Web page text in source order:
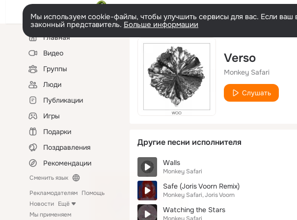
Мы используем cookie-файлы, чтобы улучшить сервисы для вас. Если
законный представитель. Больше информации
Левая
колонкаГлавная
Видео
Группы
Люди
Публикации
Игры
Подарки
Поздравления
Рекомендации
Сменить язык
Рекламодателям Помощь
Новости Ещё
Мы применяем
Verso
Monkey Safari
Слушать
Другие песни исполнителя
Walls
Monkey Safari
Safe (Joris Voorn Remix)
Monkey Safari Joris Voorn
Watching the Stars